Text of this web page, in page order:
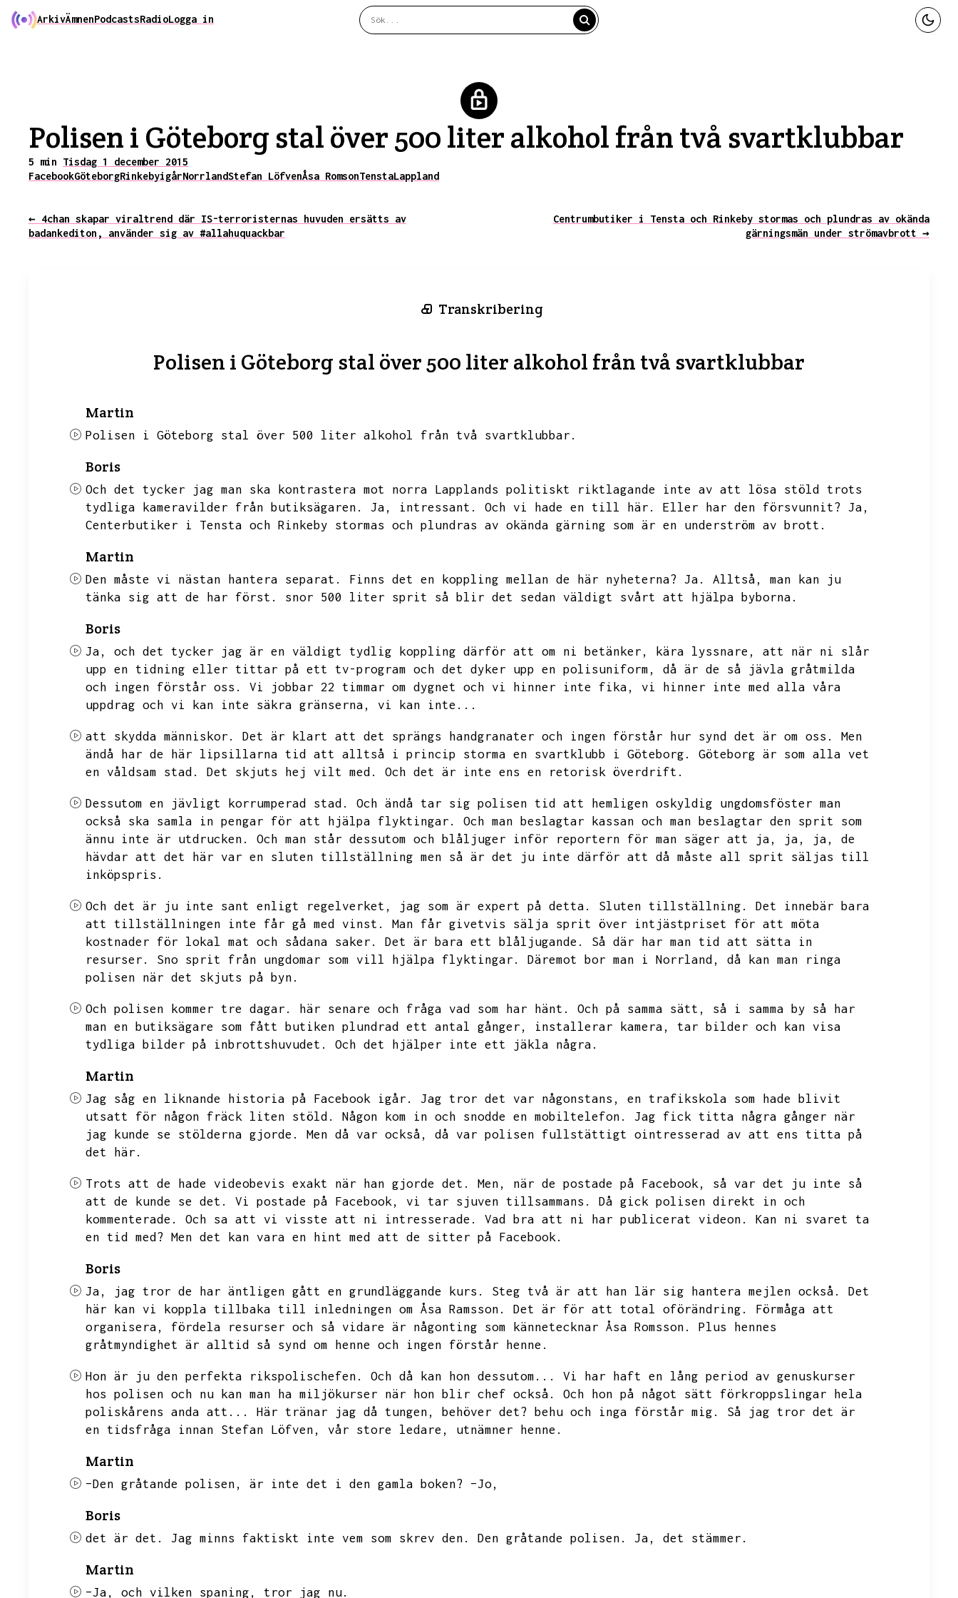
ArkivÄmnenPodcastsRadioLogga in
Polisen i Göteborg stal över 500 liter alkohol från två svartklubbar
5 min Tisdag 1 december 2015
FacebookGöteborgRinkebyigårNorrlandStefan LöfvenÅsa RomsonTenstaLappland
← 4chan skapar viraltrend där IS-terroristernas huvuden ersätts av
badankediton, använder sig av #allahuquackbar
Centrumbutiker i Tensta och Rinkeby stormas och plundras av okända
gärningsmän under strömavbrott →
Transkribering
Polisen i Göteborg stal över 500 liter alkohol från två svartklubbar
Martin
Polisen i Göteborg stal över 500 liter alkohol från två svartklubbar.
Boris
Och det tycker jag man ska kontrastera mot norra Lapplands politiskt riktlagande inte av att lösa stöld trots
tydliga kameravilder från butiksägaren.
Ja, intressant. Och vi hade en till här. Eller har den försvunnit? Ja,
Centerbutiker i Tensta och Rinkeby stormas och plundras av okända gärning som är en underström av brott.
Martin
Den måste vi nästan hantera separat. Finns det en koppling mellan de här nyheterna? Ja. Alltså,
man kan ju
tänka sig att de har först.
snor 500 liter sprit så blir det sedan väldigt svårt att hjälpa byborna.
Boris
Ja, och det tycker jag är en väldigt tydlig koppling därför att om ni betänker, kära lyssnare,
att när ni slår
upp en tidning eller tittar på ett tv-program och det dyker upp en polisuniform,
då är de så jävla gråtmilda
och ingen förstår oss.
Vi jobbar 22 timmar om dygnet och vi hinner inte fika,
vi hinner inte med alla våra
uppdrag och vi kan inte säkra gränserna,
vi kan inte...
att skydda människor. Det är klart att det sprängs handgranater och ingen förstår hur synd det är om oss.
Men
ändå har de här lipsillarna tid att alltså i princip storma en svartklubb i Göteborg.
Göteborg är som alla vet
en våldsam stad.
Det skjuts hej vilt med. Och det är inte ens en retorisk överdrift.
Dessutom en jävligt korrumperad stad. Och ändå tar sig polisen tid att
hemligen oskyldig ungdomsföster man
också ska samla in pengar för att hjälpa flyktingar.
Och man beslagtar kassan och man beslagtar den sprit som
ännu inte är utdrucken.
Och man står dessutom och blåljuger inför reportern för man säger att ja, ja, ja,
de
hävdar att det här var en sluten tillställning men så är det ju inte därför att då måste all sprit säljas till
inköpspris.
Och det är ju inte sant enligt regelverket, jag som är expert på detta. Sluten tillställning.
Det innebär bara
att tillställningen inte får gå med vinst.
Man får givetvis sälja sprit över intjästpriset för att möta
kostnader för lokal mat och sådana saker.
Det är bara ett blåljugande.
Så där har man tid att sätta in
resurser.
Sno sprit från ungdomar som vill hjälpa flyktingar. Däremot bor man i Norrland,
då kan man ringa
polisen när det skjuts på byn.
Och polisen kommer tre dagar. här senare och fråga vad som har hänt. Och på samma sätt,
så i samma by så har
man en butiksägare som fått butiken plundrad ett antal gånger,
installerar kamera,
tar bilder och kan visa
tydliga bilder på inbrottshuvudet.
Och det hjälper inte ett jäkla några.
Martin
Jag såg en liknande historia på Facebook igår. Jag tror det var någonstans,
en trafikskola som hade blivit
utsatt för någon fräck liten stöld.
Någon kom in och snodde en mobiltelefon.
Jag fick titta några gånger när
jag kunde se stölderna gjorde.
Men då var också,
då var polisen fullstättigt ointresserad av att ens titta på
det här.
Trots att de hade videobevis exakt när han gjorde det. Men, när de postade på Facebook,
så var det ju inte så
att de kunde se det.
Vi postade på Facebook, vi tar sjuven tillsammans.
Då gick polisen direkt in och
kommenterade.
Och sa att vi visste att ni intresserade. Vad bra att ni har publicerat videon.
Kan ni svaret ta
en tid med? Men det kan vara en hint med att de sitter på Facebook.
Boris
Ja, jag tror de har äntligen gått en grundläggande kurs. Steg två är att han lär sig hantera mejlen också.
Det
här kan vi koppla tillbaka till inledningen om Åsa Ramsson.
Det är för att total oförändring.
Förmåga att
organisera,
fördela resurser och så vidare är någonting som kännetecknar Åsa Romsson.
Plus hennes
gråtmyndighet är alltid så synd om henne och ingen förstår henne.
Hon är ju den perfekta rikspolischefen. Och då kan hon dessutom...
Vi har haft en lång period av genuskurser
hos polisen och nu kan man ha miljökurser när hon blir chef också.
Och hon på något sätt förkroppslingar hela
poliskårens anda att...
Här tränar jag då tungen, behöver det? behu och inga förstår mig.
Så jag tror det är
en tidsfråga innan Stefan Löfven,
vår store ledare, utnämner henne.
Martin
–Den gråtande polisen, är inte det i den gamla boken? –Jo,
Boris
det är det. Jag minns faktiskt inte vem som skrev den. Den gråtande polisen. Ja, det stämmer.
Martin
–Ja, och vilken spaning, tror jag nu.